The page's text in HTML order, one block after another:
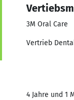
3M Oral Care
Vertrieb
4 Jahre und 1